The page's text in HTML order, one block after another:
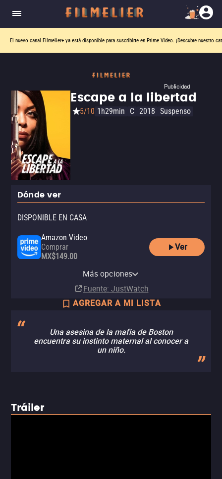
El nuevo canal Filmelier+ ya está disponible para suscribirte en Prime Video. ¡Descubre nuestro
Publicidad
Escape a la libertad
5/10 1h29min C 2018 Suspenso
Dónde ver
DISPONIBLE EN CASA
Amazon Video
Comprar
MX$149.00
Ver
Apple TV Store
Claro video
Más opciones
Fuente: JustWatch
AGREGAR A MI LISTA
Una asesina de la mafia de Boston
encuentra su instinto maternal al conocer a
un niño.
Tráiler